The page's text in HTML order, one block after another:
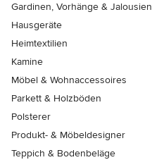
Gardinen, Vorhänge & Jalousien
Hausgeräte
Heimtextilien
Kamine
Möbel & Wohnaccessoires
Parkett & Holzböden
Polsterer
Produkt- & Möbeldesigner
Teppich & Bodenbeläge